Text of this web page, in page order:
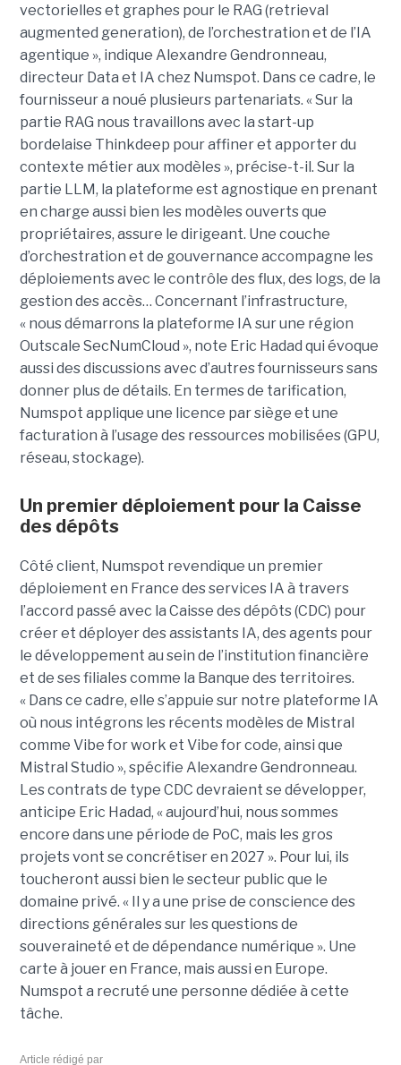
vectorielles et graphes pour le RAG (retrieval
augmented generation), de l’orchestration et de l’IA
agentique », indique Alexandre Gendronneau,
directeur Data et IA chez Numspot. Dans ce cadre, le
fournisseur a noué plusieurs partenariats. « Sur la
partie RAG nous travaillons avec la start-up
bordelaise Thinkdeep pour affiner et apporter du
contexte métier aux modèles », précise-t-il. Sur la
partie LLM, la plateforme est agnostique en prenant
en charge aussi bien les modèles ouverts que
propriétaires, assure le dirigeant. Une couche
d’orchestration et de gouvernance accompagne les
déploiements avec le contrôle des flux, des logs, de la
gestion des accès… Concernant l’infrastructure,
« nous démarrons la plateforme IA sur une région
Outscale SecNumCloud », note Eric Hadad qui évoque
aussi des discussions avec d’autres fournisseurs sans
donner plus de détails. En termes de tarification,
Numspot applique une licence par siège et une
facturation à l’usage des ressources mobilisées (GPU,
réseau, stockage).
Un premier déploiement pour la Caisse
des dépôts
Côté client, Numspot revendique un premier
déploiement en France des services IA à travers
l’accord passé avec la Caisse des dépôts (CDC) pour
créer et déployer des assistants IA, des agents pour
le développement au sein de l’institution financière
et de ses filiales comme la Banque des territoires.
« Dans ce cadre, elle s’appuie sur notre plateforme IA
où nous intégrons les récents modèles de Mistral
comme Vibe for work et Vibe for code, ainsi que
Mistral Studio », spécifie Alexandre Gendronneau.
Les contrats de type CDC devraient se développer,
anticipe Eric Hadad, « aujourd’hui, nous sommes
encore dans une période de PoC, mais les gros
projets vont se concrétiser en 2027 ». Pour lui, ils
toucheront aussi bien le secteur public que le
domaine privé. « Il y a une prise de conscience des
directions générales sur les questions de
souveraineté et de dépendance numérique ». Une
carte à jouer en France, mais aussi en Europe.
Numspot a recruté une personne dédiée à cette
tâche.
Article rédigé par